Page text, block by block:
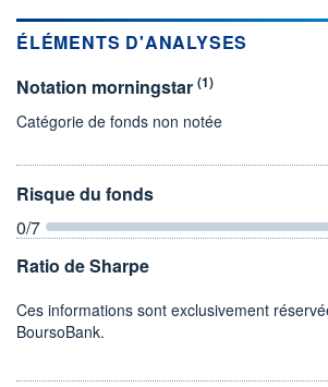
ÉLÉMENTS D'ANALYSES
Notation morningstar (1)
Catégorie de fonds non notée
Risque du fonds
0/7
Ratio de Sharpe
Ces informations sont exclusivement
BoursoBank.